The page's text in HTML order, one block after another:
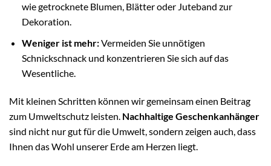
wie getrocknete Blumen, Blätter oder Juteband zur
Dekoration.
Weniger ist mehr:Vermeiden Sie unnötigen
Schnickschnack und konzentrieren Sie sich auf das
Wesentliche.
Mit kleinen Schritten können wir gemeinsam einen Beitrag
zum Umweltschutz leisten. Nachhaltige Geschenkanhänger
sind nicht nur gut für die Umwelt, sondern zeigen auch, dass
Ihnen das Wohl unserer Erde am Herzen liegt.